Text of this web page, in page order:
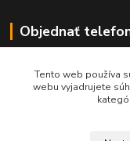
Objednať
+421
Tento web používa
webu vyjadrujete